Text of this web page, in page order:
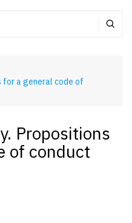
for a general code of
Propositions
of conduct